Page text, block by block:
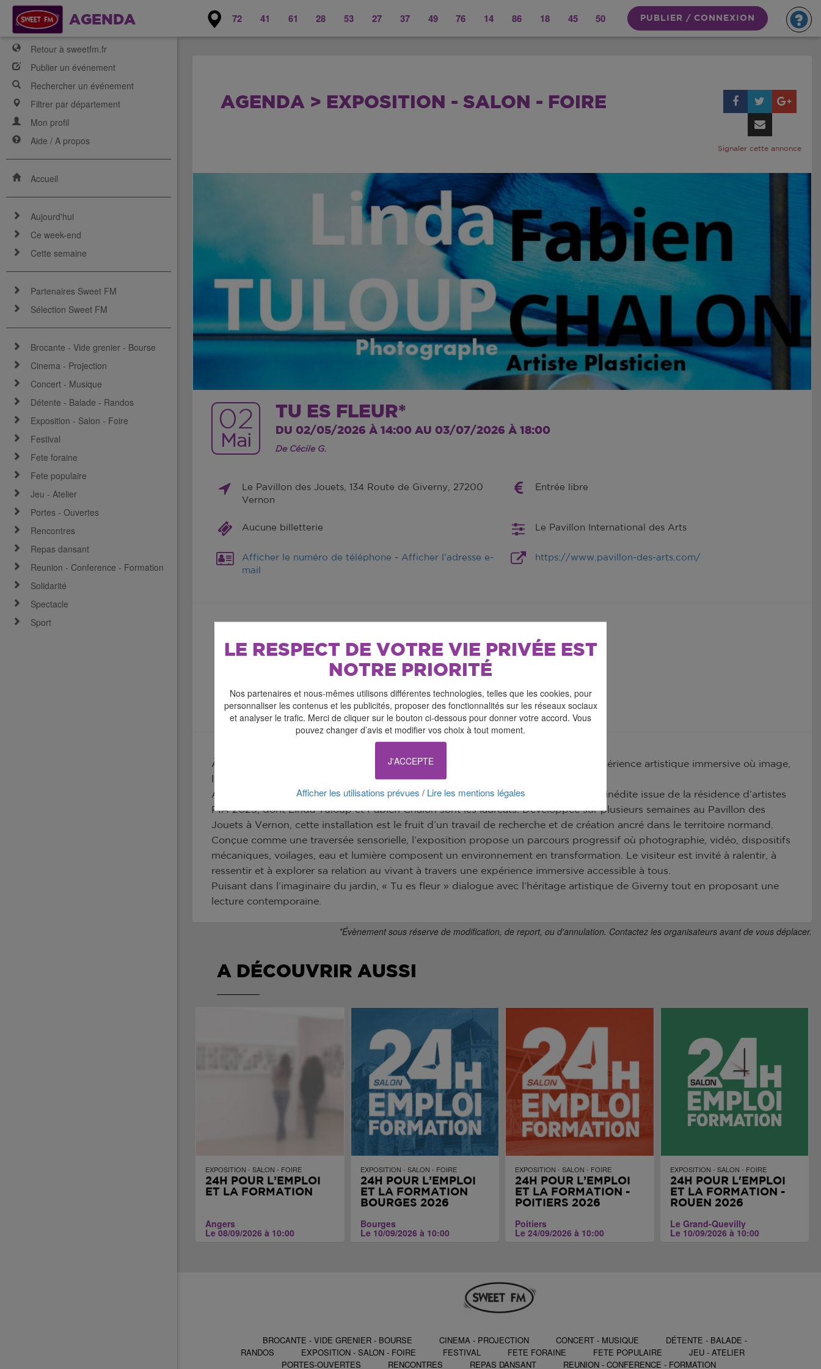
LE RESPECT DE VOTRE VIE PRIVÉE EST
NOTRE PRIORITÉ
Nos partenaires et nous-mêmes utilisons différentes technologies, telles que les cookies, pour
personnaliser les contenus et les publicités, proposer des fonctionnalités sur les réseaux sociaux
et analyser le trafic. Merci de cliquer sur le bouton ci-dessous pour donner votre accord. Vous
pouvez changer d’avis et modifier vos choix à tout moment.
J'ACCEPTE
Afficher les utilisations prévues / Lire les mentions légales
AGENDA 72 41 61 28 53 27 37 49 76 14 86 18 45 50 PUBLIER / CONNEXION
Retour à sweetfm.fr
Publier un événement
Rechercher un événement
Filtrer par département
Mon profil
Aide / A propos
Accueil
Aujourd'hui
Ce week-end
Cette semaine
Partenaires Sweet FM
Sélection Sweet FM
Brocante - Vide grenier - Bourse
Cinema - Projection
Concert - Musique
Détente - Balade - Randos
Exposition - Salon - Foire
Festival
Fete foraine
Fete populaire
Jeu - Atelier
Portes - Ouvertes
Rencontres
Repas dansant
Reunion - Conference - Formation
Solidarité
Spectacle
Sport
AGENDA > EXPOSITION - SALON - FOIRE
Signaler cette annonce
02
Mai
TU ES FLEUR*
DU 02/05/2026 À 14:00 AU 03/07/2026 À 18:00
De Cécile G.
Le Pavillon des Jouets, 134 Route de Giverny, 27200
Vernon
Entrée libre
Aucune billetterie Le Pavillon International des Arts
Afficher le numéro de téléphone - Afficher l'adresse e-
mail
https://www.pavillon-des-arts.com/
À deux pas de Giverny, une ancienne usine industrielle devient le terrain d’une expérience artistique immersive où image,
lumière, sons et matières transforment la perception du visiteur.
Avec « Tu es fleur », le Pavillon International des Arts (PIA) présente une création inédite issue de la résidence d’artistes
PIA 2025, dont Linda Tuloup et Fabien Chalon sont les lauréats. Développée sur plusieurs semaines au Pavillon des
Jouets à Vernon, cette installation est le fruit d’un travail de recherche et de création ancré dans le territoire normand.
Conçue comme une traversée sensorielle, l’exposition propose un parcours progressif où photographie, vidéo, dispositifs
mécaniques, voilages, eau et lumière composent un environnement en transformation. Le visiteur est invité à ralentir, à
ressentir et à explorer sa relation au vivant à travers une expérience immersive accessible à tous.
Puisant dans l’imaginaire du jardin, « Tu es fleur » dialogue avec l’héritage artistique de Giverny tout en proposant une
lecture contemporaine.
*Évènement sous réserve de modification, de report, ou d'annulation. Contactez les organisateurs avant de vous déplacer.
A DÉCOUVRIR AUSSI
EXPOSITION - SALON - FOIRE
24H POUR L’EMPLOI
ET LA FORMATION
Angers
Le 08/09/2026 à 10:00
EXPOSITION - SALON - FOIRE
24H POUR L’EMPLOI
ET LA FORMATION
BOURGES 2026
Bourges
Le 10/09/2026 à 10:00
EXPOSITION - SALON - FOIRE
24H POUR L’EMPLOI
ET LA FORMATION -
POITIERS 2026
Poitiers
Le 24/09/2026 à 10:00
EXPOSITION - SALON - FOIRE
24H POUR L'EMPLOI
ET LA FORMATION -
ROUEN 2026
Le Grand-Quevilly
Le 10/09/2026 à 10:00
BROCANTE - VIDE GRENIER - BOURSE CINEMA - PROJECTION CONCERT - MUSIQUE
DÉTENTE - BALADE -
RANDOS
EXPOSITION - SALON - FOIRE FESTIVAL FETE FORAINE FETE POPULAIRE
JEU - ATELIER
PORTES-OUVERTES
RENCONTRES REPAS DANSANT REUNION - CONFERENCE - FORMATION